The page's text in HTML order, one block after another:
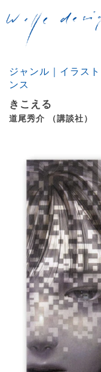
ジャンル｜イラス
ンス
きこえる
道尾秀介 （講談社）